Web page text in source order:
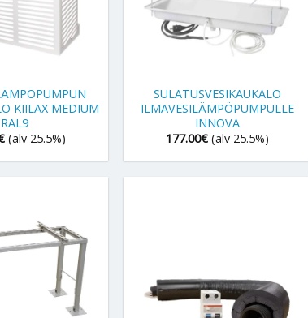
KIILAX MEDIUM
RAL9
(alv 25.5%)
SULATUSVESIKAUKALO
ILMAVESILÄMPÖPUMPULLE
INNOVA
177.00€ (alv 25.5%)